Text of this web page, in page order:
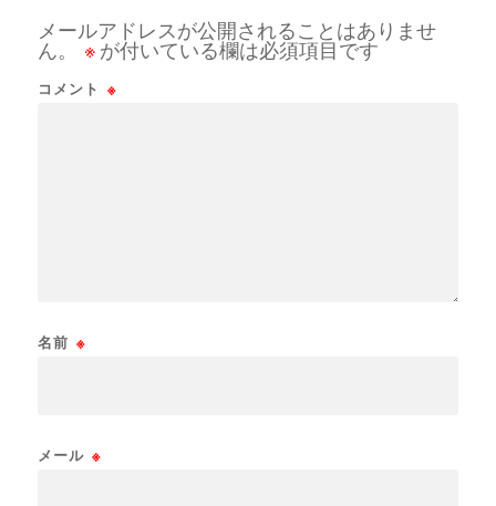
メールアドレスが公開されることはありませ
ん。
※ が付いている欄は必須項目です
コメント ※
名前 ※
メール ※